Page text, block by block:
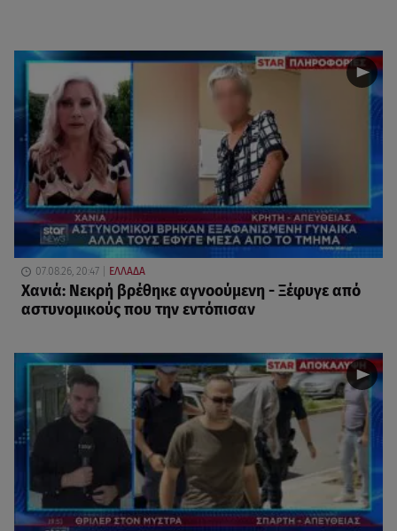
07.08.26, 20:47 ΕΛΛΑΔΑ
Χανιά: Νεκρή βρέθηκε αγνοούμενη - Ξέφυγε από
αστυνομικούς που την εντόπισαν